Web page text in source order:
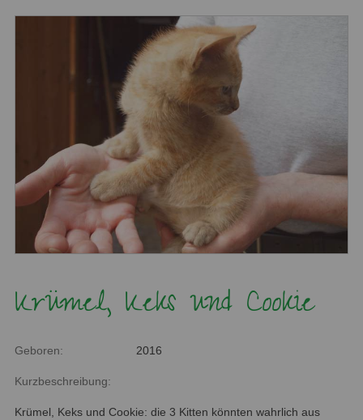
Krümel, Keks und Cookie
Geboren: 2016
Kurzbeschreibung:
Krümel, Keks und Cookie: die 3 Kitten könnten wahrlich aus